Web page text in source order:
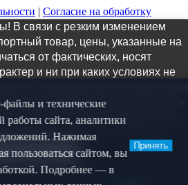
| Согласие на обработку
на рекламную
обработку персональных данных
и соглашаюсь сполитикой
и технические
работы сайта, аналитики
Нажимая
пользоваться сайтом, вы
Подробнее — в
Принять
В связи с резким изменением
товар, цены, указанные на
от фактических, носят
и ни при каких условиях не
информацию о стоимости и
получить у наших специалистов.
Понятно